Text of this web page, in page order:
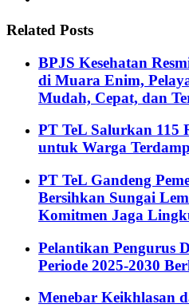
Related Posts
BPJS Kesehatan
di Muara Enim,
Mudah, Cepat, dan
PT TeL Salurkan 115
untuk Warga
PT TeL Gandeng
Bersihkan Sungai
Komitmen Jaga
Pelantikan Pengurus
Periode 2025-2030
Menebar Keikhlasan